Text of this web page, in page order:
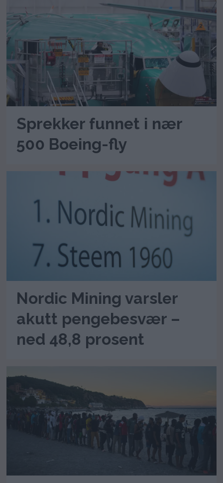
Sprekker funnet i nær
500 Boeing-fly
Nordic Mining varsler
akutt pengebesvær –
ned 48,8 prosent